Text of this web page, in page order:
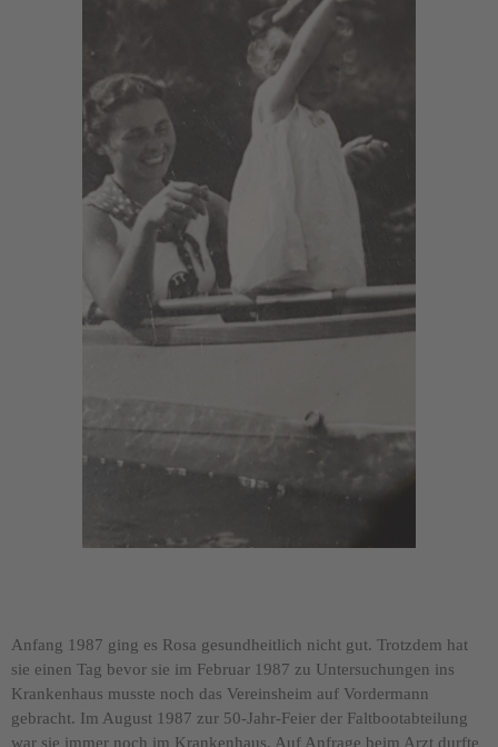
Anfang 1987 ging es Rosa gesundheitlich nicht gut. Trotzdem hat
sie einen Tag bevor sie im Februar 1987 zu Untersuchungen ins
Krankenhaus musste noch das Vereinsheim auf Vordermann
gebracht. Im August 1987 zur 50-Jahr-Feier der Faltbootabteilung
war sie immer noch im Krankenhaus. Auf Anfrage beim Arzt durfte